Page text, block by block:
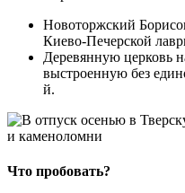
Новоторжский
Киево-Печерской
Деревянную церковь
выстроенную без
й.
Что пробовать?